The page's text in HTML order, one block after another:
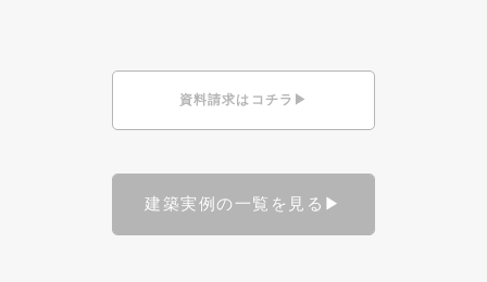
資料請求はコチラ▶
建築実例の一覧を見る▶